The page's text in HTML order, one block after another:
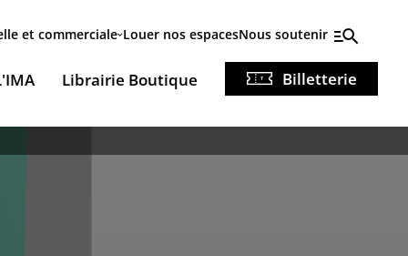
et commerciale Louer nos espacesNous soutenir
Librairie Boutique Billetterie